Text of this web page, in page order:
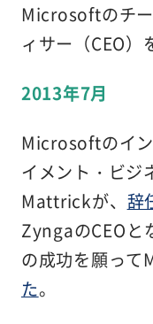
Microsoftのチ
ィサー（CEO）
2013年7月
Microsoftのイ
イメント・ビジ
Mattrickが、 辞
ZyngaのCEO
の成功を願っ
た。